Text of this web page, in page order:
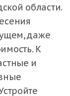
области.
даже
К
и